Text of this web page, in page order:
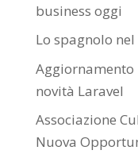
business oggi
Lo spagnolo
Aggiornamento
novità Laravel
Associazione
Nuova